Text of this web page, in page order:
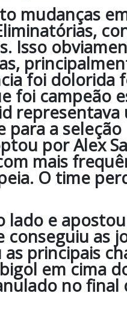
mudanças
Isso
foi dolorida
foi campeão
representava
para a
por Alex
mais
O time
lado e
conseguiu as
principais
em cima
no final